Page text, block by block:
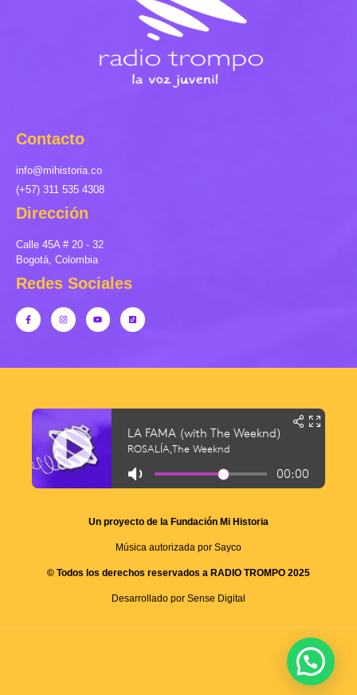
Contacto
info@mihistoria.co
(+57) 311 535 4308
Dirección
Calle 45A # 20 - 32
Bogotá, Colombia
Redes Sociales
Un proyecto de la Fundación Mi Historia
Música autorizada por Sayco
© Todos los derechos reservados a RADIO TROMPO 2025
Desarrollado por Sense Digital